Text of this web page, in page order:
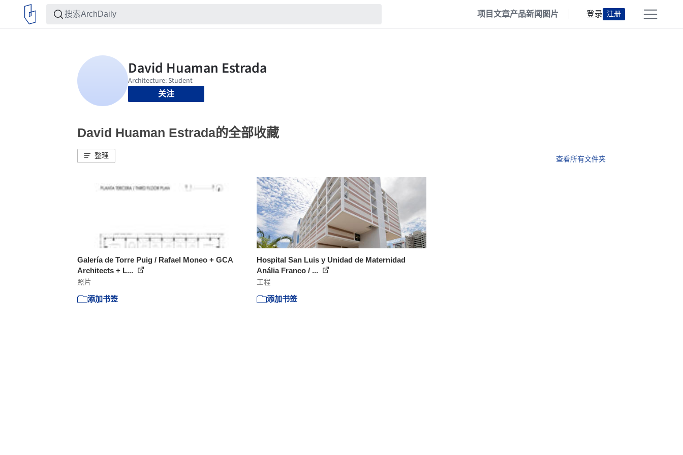
项目文章产品新闻 图片 登录 注册
关注
David Huaman Estrada的全部收藏
整理 查看所有文件夹
Galería de Torre Puig / Rafael Moneo + GCA
Architects + L...
照片
添加书签
Hospital San Luis y Unidad de Maternidad
Anália Franco / ...
工程
添加书签